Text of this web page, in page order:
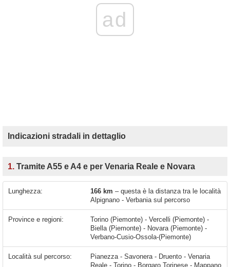
ad
Indicazioni stradali in dettaglio
1. Tramite A55 e A4 e per Venaria Reale e Novara
Lunghezza: 166 km – questa è la distanza tra le località
Alpignano - Verbania sul percorso
Province e regioni:
Torino (Piemonte) - Vercelli (Piemonte) -
Biella (Piemonte) - Novara (Piemonte) -
Verbano-Cusio-Ossola-(Piemonte)
Località sul percorso: Pianezza - Savonera - Druento - Venaria Reale - Torino - Borgaro Torinese - Mappano - Settimo Torinese - Cebrosa - Piana San Raffaele - Volpiano - Brandizzo - Chivasso - Montanaro - Castelrosso - Boschetto - Casabianca - Torrazza Piemonte - Rondissone - Cigliano - Borgo d'Ale - Bianzè - Alice Castello - Cavaglià - Tronzano Vercellese - Santhià - Carisio - Fornace Crocicchio - Formigliana - Balocco - Villarboit - Greggio - Arborio - Recetto - Novara - Fontaneto D'agogna - Borgomanero - Baraggione